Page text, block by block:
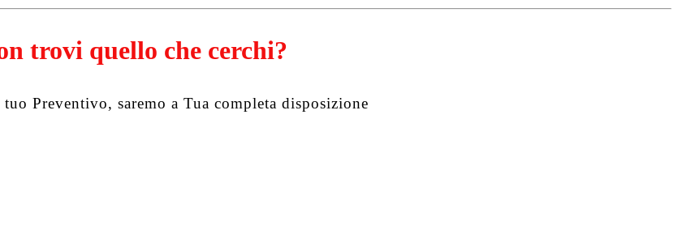
trovi quello che cerchi?
Preventivo, saremo a Tua completa disposizione